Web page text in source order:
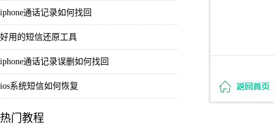
iphone通话记录如何找回
好用的短信还原工具
iphone通话记录误删如何找回
ios系统短信如何恢复
热门教程